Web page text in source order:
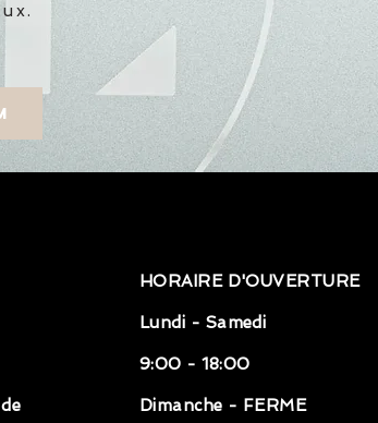
HORAIRE D'OUVERTURE
Lundi - Samedi
9:00 - 18:00
Dimanche - FERME